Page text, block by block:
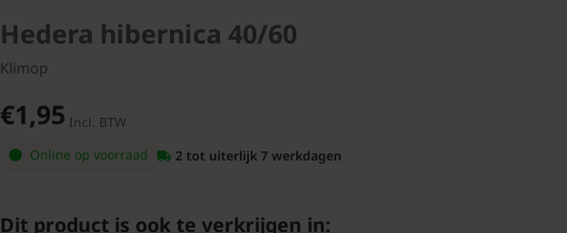
Hedera hibernica 40/60
Klimop
€1,95 Incl. BTW
Online op voorraad
2 tot uiterlijk 7 werkdagen
Dit product is ook te verkrijgen in: